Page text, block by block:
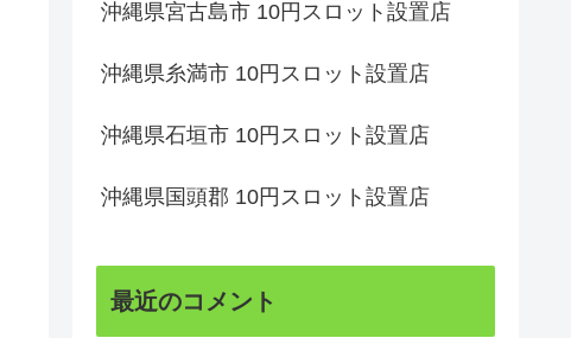
沖縄県宮古島市 10円スロット設置店
沖縄県糸満市 10円スロット設置店
沖縄県石垣市 10円スロット設置店
沖縄県国頭郡 10円スロット設置店
最近のコメント